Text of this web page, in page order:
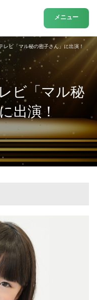
メニュー
ビ「マル秘
出演！
ビ「マル秘の密子さん」に出演！